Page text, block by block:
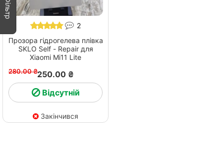
2
Прозора гідрогелева плівка
SKLO Self - Repair для
Xiaomi Mi11 Lite
280.00 ₴250.00 ₴
Відсутній
Закінчився
Фільтр